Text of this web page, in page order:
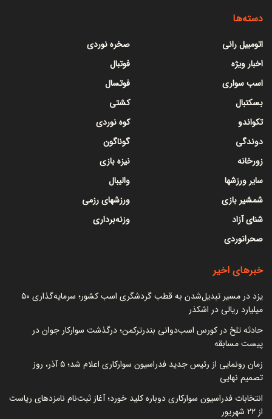
دسته‌ها
اتومبیل رانی
اخبار ویژه
اسب سواری
بسکتبال
تکواندو
دوندگی
زورخانه
سایر ورزشها
شمشیر بازی
شنای آزاد
صحرانوردی
صخره نوردی
فوتبال
فوتسال
کشتی
کوه نوردی
گوناگون
نیزه بازی
والیبال
ورزشهای رزمی
وزنه‌برداری
خبرهای اخیر
یزد در مسیر تبدیل‌شدن به قطب گردشگری اسب کشور؛ سرمایه‌گذاری ۵۰
میلیارد ریالی در اشکذر
حادثه تلخ در کورس اسب‌دوانی بندرترکمن؛ درگذشت سوارکار جوان در
پیست مسابقه
زمان رونمایی از رئیس جدید فدراسیون سوارکاری اعلام شد؛ ۵ آذر، روز
تصمیم نهایی
انتخابات فدراسیون سوارکاری دوباره کلید خورد؛ آغاز ثبت‌نام نامزدهای ریاست
از ۲۲ شهریور